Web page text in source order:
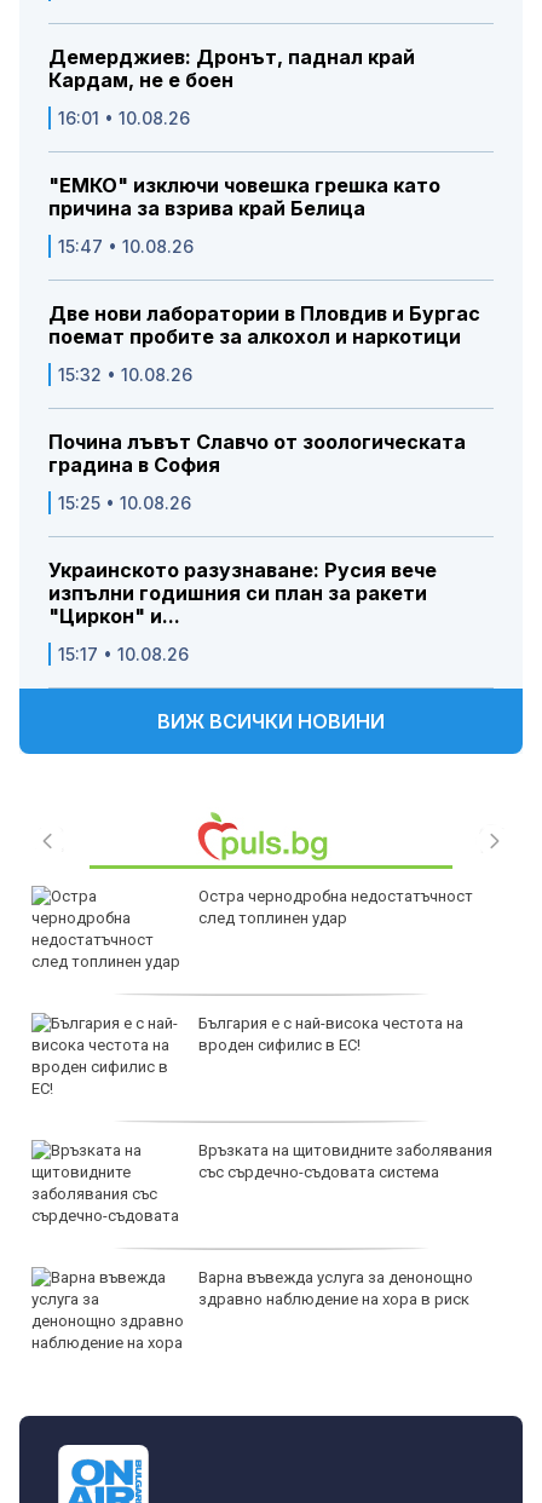
Демерджиев: Дронът, паднал край
Кардам, не е боен
16:01 • 10.08.26
"ЕМКО" изключи човешка грешка като
причина за взрива край Белица
15:47 • 10.08.26
Две нови лаборатории в Пловдив и Бургас
поемат пробите за алкохол и наркотици
15:32 • 10.08.26
Почина лъвът Славчо от зоологическата
градина в София
15:25 • 10.08.26
Украинското разузнаване: Русия вече
изпълни годишния си план за ракети
"Циркон" и...
15:17 • 10.08.26
ВИЖ ВСИЧКИ НОВИНИ
Остра чернодробна недостатъчност
след топлинен удар
България е с най-висока честота на
вроден сифилис в ЕС!
Връзката на щитовидните заболявания
със сърдечно-съдовата система
Варна въвежда услуга за денонощно
здравно наблюдение на хора в риск